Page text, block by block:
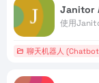
Janitor
使用
聊天机器人